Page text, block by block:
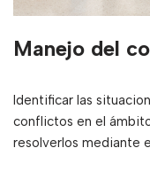
Manejo del
Identificar las
conflictos en el
resolverlos mediante